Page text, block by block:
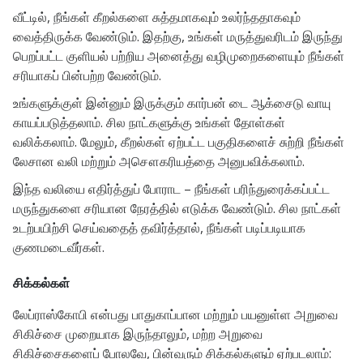
வீட்டில், நீங்கள் கீறல்களை சுத்தமாகவும் உலர்ந்ததாகவும்
வைத்திருக்க வேண்டும். இதற்கு, உங்கள் மருத்துவரிடம் இருந்து
பெறப்பட்ட குளியல் பற்றிய அனைத்து வழிமுறைகளையும் நீங்கள்
சரியாகப் பின்பற்ற வேண்டும்.
உங்களுக்குள் இன்னும் இருக்கும் கார்பன் டை ஆக்சைடு வாயு
காயப்படுத்தலாம். சில நாட்களுக்கு உங்கள் தோள்கள்
வலிக்கலாம். மேலும், கீறல்கள் ஏற்பட்ட பகுதிகளைச் சுற்றி நீங்கள்
லேசான வலி மற்றும் அசௌகரியத்தை அனுபவிக்கலாம்.
இந்த வலியை எதிர்த்துப் போராட – நீங்கள் பரிந்துரைக்கப்பட்ட
மருந்துகளை சரியான நேரத்தில் எடுக்க வேண்டும். சில நாட்கள்
உடற்பயிற்சி செய்வதைத் தவிர்த்தால், நீங்கள் படிப்படியாக
குணமடைவீர்கள்.
சிக்கல்கள்
லேப்ராஸ்கோபி என்பது பாதுகாப்பான மற்றும் பயனுள்ள அறுவை
சிகிச்சை முறையாக இருந்தாலும், மற்ற அறுவை
சிகிச்சைகளைப் போலவே, பின்வரும் சிக்கல்களும் ஏற்படலாம்: